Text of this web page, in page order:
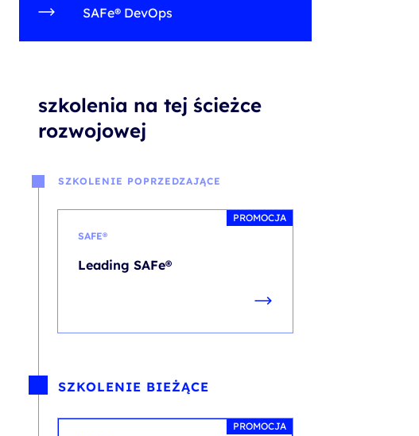
SAFe® DevOps
szkolenia na tej ścieżce
rozwojowej
SZKOLENIE POPRZEDZAJĄCE
PROMOCJA
SAFE®
Leading SAFe®
SZKOLENIE BIEŻĄCE
PROMOCJA